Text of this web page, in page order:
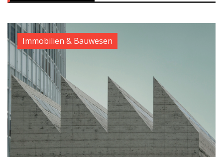
Immobilien & Bauwesen